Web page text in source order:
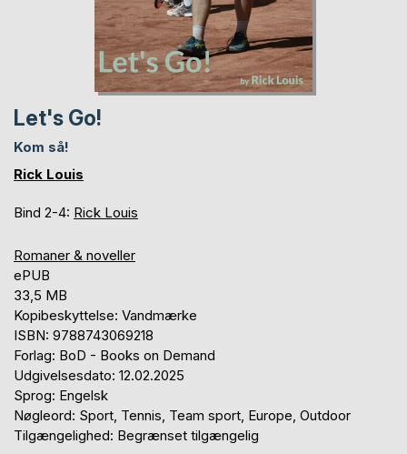
Let's Go!
Kom så!
Rick Louis
Bind 2-4: Rick Louis
Romaner & noveller
ePUB
33,5 MB
Kopibeskyttelse: Vandmærke
ISBN: 9788743069218
Forlag: BoD - Books on Demand
Udgivelsesdato: 12.02.2025
Sprog: Engelsk
Nøgleord: Sport, Tennis, Team sport, Europe, Outdoor
Tilgængelighed: Begrænset tilgængelig